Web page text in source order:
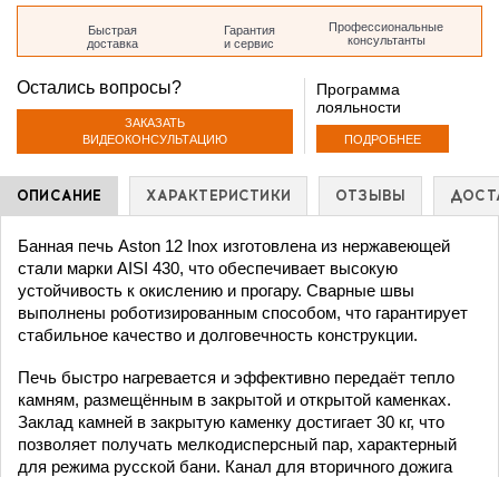
35
Остались вопросы?
ЗАКАЗАТЬ
ВИДЕОКОНСУЛЬТАЦИЮ
Программа
лояльности
ПОДРОБНЕЕ
Быстрая
доставка
Гарантия
и сервис
Профессиональные
консультанты
ОПИСАНИЕ ХАРАКТЕРИСТИКИ ОТЗЫВЫ
Банная печь Aston 12 Inox изготовлена из нержавеющей
стали марки AISI 430, что обеспечивает высокую
устойчивость к окислению и прогару. Сварные швы
выполнены роботизированным способом, что гарантирует
стабильное качество и долговечность конструкции.
Печь быстро нагревается и эффективно передаёт тепло
камням, размещённым в закрытой и открытой каменках.
Заклад камней в закрытую каменку достигает 30 кг, что
позволяет получать мелкодисперсный пар, характерный
для режима русской бани. Канал для вторичного дожига